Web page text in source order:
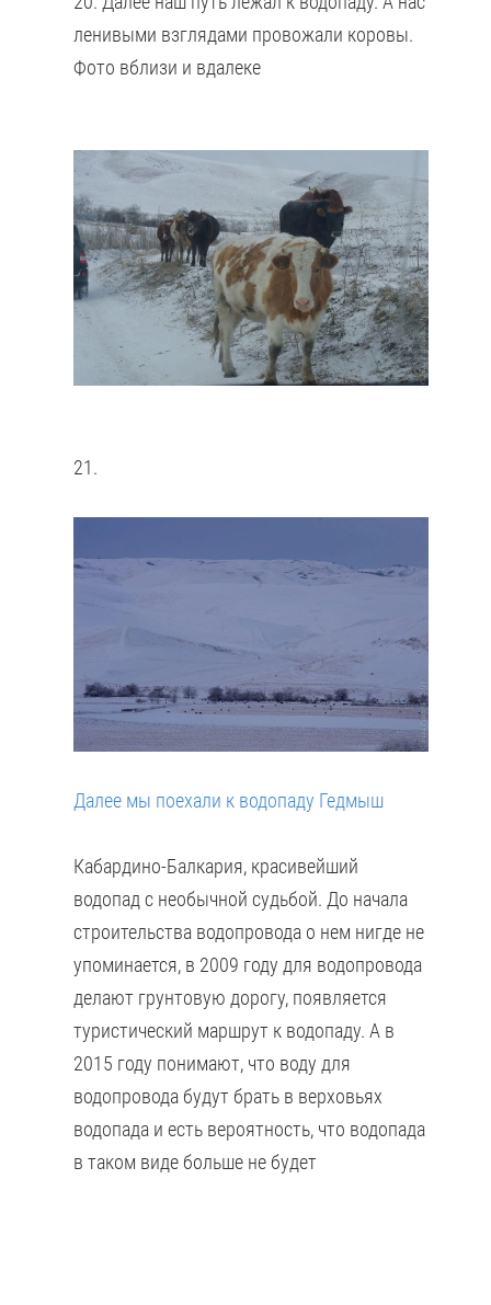
ленивыми взглядами провожали коровы.
Фото вблизи и вдалеке
21.
Далее мы поехали к водопаду Гедмыш
Кабардино-Балкария, красивейший
водопад с необычной судьбой. До начала
строительства водопровода о нем нигде не
упоминается, в 2009 году для водопровода
делают грунтовую дорогу, появляется
туристический маршрут к водопаду. А в
2015 году понимают, что воду для
водопровода будут брать в верховьях
водопада и есть вероятность, что водопада
в таком виде больше не будет